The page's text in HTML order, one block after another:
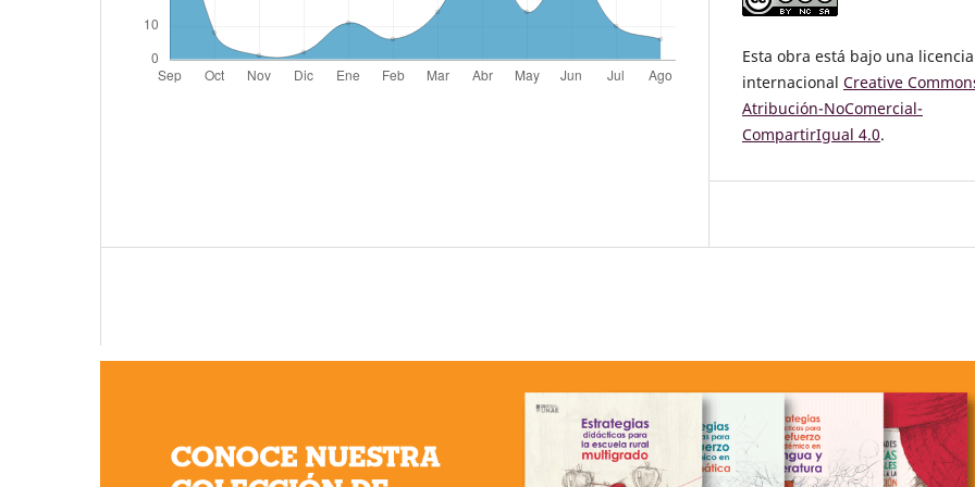
Esta obra está bajo una licencia
internacional Creative
Atribución-NoComercial-
CompartirIgual 4.0.